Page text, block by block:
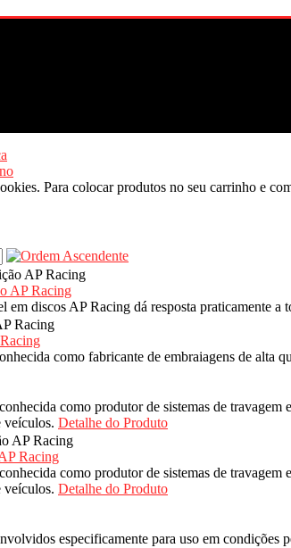
Para colocar produtos no seu carrinho e
AP Racing
em discos AP Racing dá resposta praticamente
como fabricante de embraiagens de alta
como produtor de sistemas de
veículos. Detalhe do Produto
Racing
como produtor de sistemas de
veículos. Detalhe do Produto
especificamente para uso em condições